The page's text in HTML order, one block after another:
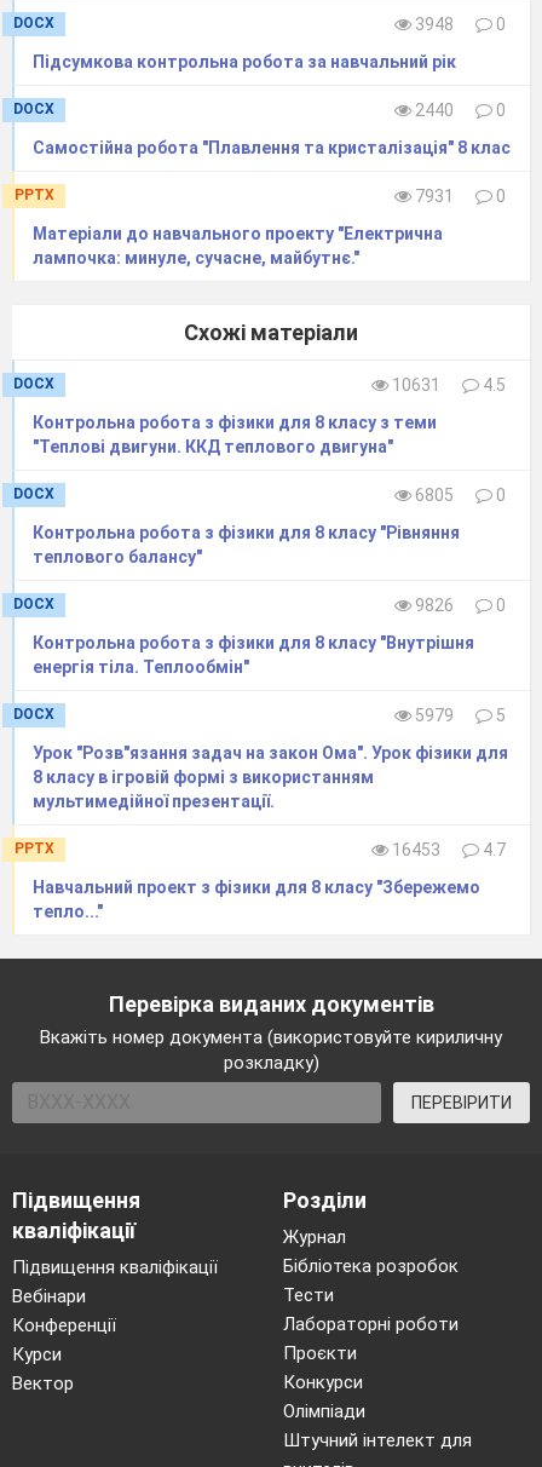
DOCX 3948
0
Підсумкова контрольна робота за навчальний рік
DOCX 2440
0
Самостійна робота "Плавлення та кристалізація" 8 клас
PPTX 7931
0
Матеріали до навчального проекту "Електрична
лампочка: минуле, сучасне, майбутнє."
Схожі матеріали
DOCX 10631
4.5
Контрольна робота з фізики для 8 класу з теми
"Теплові двигуни. ККД теплового двигуна"
DOCX 6805
0
Контрольна робота з фізики для 8 класу "Рівняння
теплового балансу"
DOCX 9826
0
Контрольна робота з фізики для 8 класу "Внутрішня
енергія тіла. Теплообмін"
DOCX 5979
5
Урок "Розв"язання задач на закон Ома". Урок фізики для
8 класу в ігровій формі з використанням
мультимедійної презентації.
PPTX 16453
4.7
Навчальний проект з фізики для 8 класу "Збережемо
тепло..."
Перевірка виданих документів
Вкажіть номер документа (використовуйте кириличну
розкладку)
ПЕРЕВІРИТИ
Підвищення
кваліфікації
Підвищення кваліфікації
Вебінари
Конференції
Курси
Вектор
Розділи
Журнал
Бібліотека розробок
Тести
Лабораторні роботи
Проєкти
Конкурси
Олімпіади
Штучний інтелект для